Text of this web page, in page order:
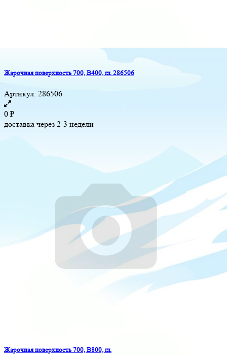
Жарочная поверхность 700, B400, гл. 286506
Артикул: 286506
0 ₽
доставка через 2-3 недели
Жарочная поверхность 700, B800, гл.